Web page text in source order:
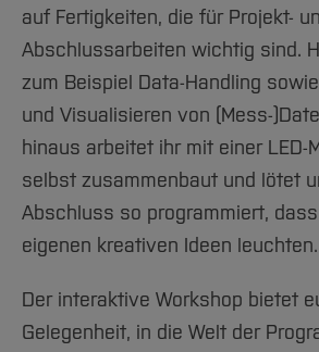
Arbeiten im FB G
Forschung und Projekte
International
Team
Service
Studiengänge
Studieninteressierte
Aktuelles
Studium
Fachgruppen
Forschung und Entwicklung
Team
Service
Amtliche Bekanntmachungen
Notfall-Infos
BO Shop
Familiengerechte
Gleichstellung
Diskriminierungsfreie
Vertretungen
Wahlen
Hochschulbibliothek
Hochschulkommunikation
International Office
qed-Stiftung
Zentrale Studienberatung
auf Fertigkeiten, die für Projekt-
Abschlussarbeiten wichtig sind.
zum Beispiel Data-Handling
und Visualisieren von (Mess-
hinaus arbeitet ihr mit einer LED-
selbst zusammenbaut und lötet
Abschluss so programmiert,
eigenen kreativen Ideen leuchten.
Der interaktive Workshop bietet
Gelegenheit, in die Welt der